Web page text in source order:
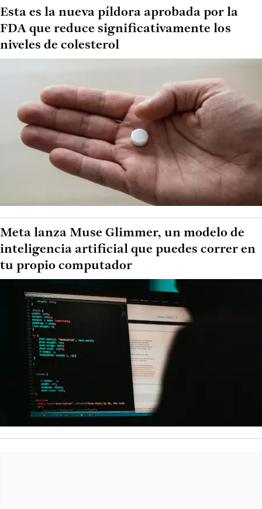
Esta es la nueva píldora aprobada por la
FDA que reduce significativamente los
niveles de colesterol
Meta lanza Muse Glimmer, un modelo de
inteligencia artificial que puedes correr en
tu propio computador